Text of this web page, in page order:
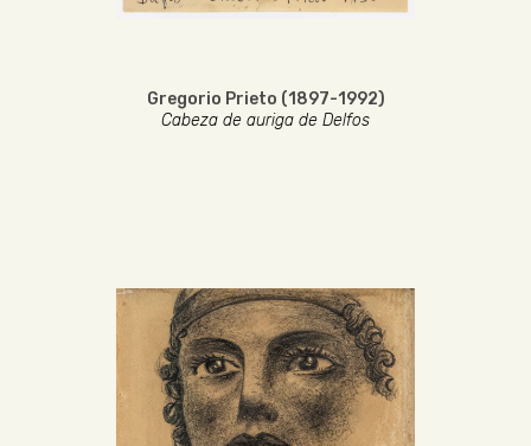
Gregorio Prieto (1897-1992)
Cabeza de auriga de Delfos